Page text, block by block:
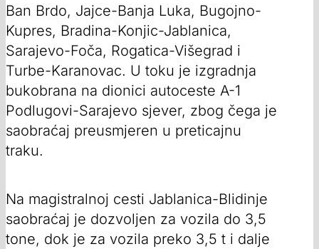
Ban Brdo, Jajce-Banja Luka, Bugojno-
Kupres, Bradina-Konjic-Jablanica,
Sarajevo-Foča, Rogatica-Višegrad i
Turbe-Karanovac. U toku je izgradnja
bukobrana na dionici autoceste A-1
Podlugovi-Sarajevo sjever, zbog čega je
saobraćaj preusmjeren u preticajnu
traku.
Na magistralnoj cesti Jablanica-Blidinje
saobraćaj je dozvoljen za vozila do 3,5
tone, dok je za vozila preko 3,5 t i dalje